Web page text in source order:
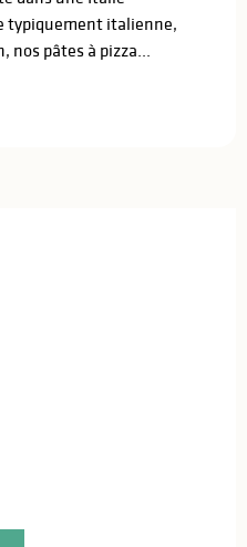
typiquement italienne,
pâtes à pizza...